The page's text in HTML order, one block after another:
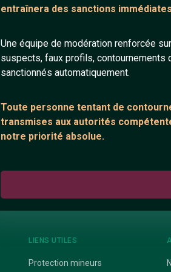
entraînera des sanctions
Une équipe de modération renforcée
suspects, faux profils, contournements
sanctionnés automatiquement.
Toute personne tentant de
transmises aux autorités
notre priorité absolue.
40 ans 30
Soo
LIENS UTILES
Protection mineurs